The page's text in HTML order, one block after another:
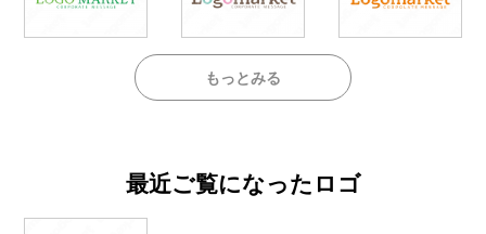
もっとみる
最近ご覧になったロゴ